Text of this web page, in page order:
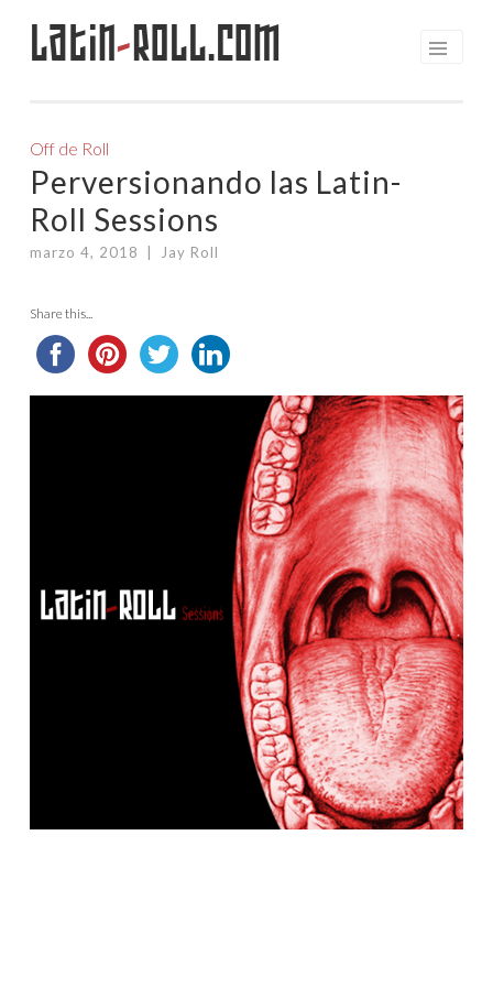
Saltar
Latin-Roll.com
Off de Roll
Perversionando las Latin-
Roll Sessions
marzo 4, 2018 Jay Roll
Share this...